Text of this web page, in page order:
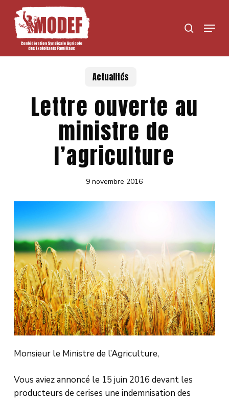
content
search
Menu
Actualités
Lettre ouverte au
ministre de
l’agriculture
9 novembre 2016
Monsieur le Ministre de l’Agriculture,
Vous aviez annoncé le 15 juin 2016 devant les
producteurs de cerises une indemnisation des